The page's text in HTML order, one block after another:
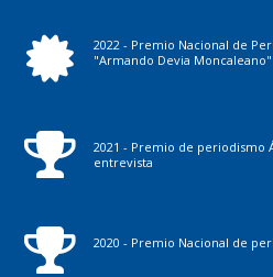
2022 - Premio Nacional de
"Armando Devia Moncaleano"
2021 - Premio de periodismo
entrevista
2020 - Premio Nacional de